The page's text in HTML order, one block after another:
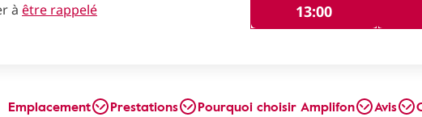
à être rappelé
13:00
Emplacement Prestations Pourquoi choisir Amplifon Avis